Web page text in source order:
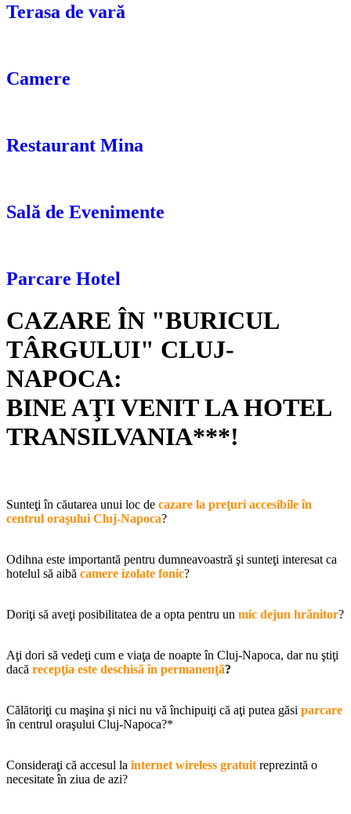
Terasa de vară
Camere
Restaurant Mina
Sală de Evenimente
Parcare Hotel
CAZARE ÎN "BURICUL
TÂRGULUI" CLUJ-
NAPOCA:
BINE AŢI VENIT LA HOTEL
TRANSILVANIA***!
Sunteţi în căutarea unui loc de cazare la preţuri accesibile în
centrul oraşului Cluj-Napoca?
Odihna este importantă pentru dumneavoastră şi sunteţi interesat ca
hotelul să aibă camere izolate fonic?
Doriţi să aveţi posibilitatea de a opta pentru un mic dejun hrănitor?
Aţi dori să vedeţi cum e viaţa de noapte în Cluj-Napoca, dar nu ştiţi
dacă recepţia este deschisă în permanenţă?
Călătoriţi cu maşina şi nici nu vă închipuiţi că aţi putea găsi parcare
în centrul oraşului Cluj-Napoca?*
Consideraţi că accesul la internet wireless gratuit reprezintă o
necesitate în ziua de azi?